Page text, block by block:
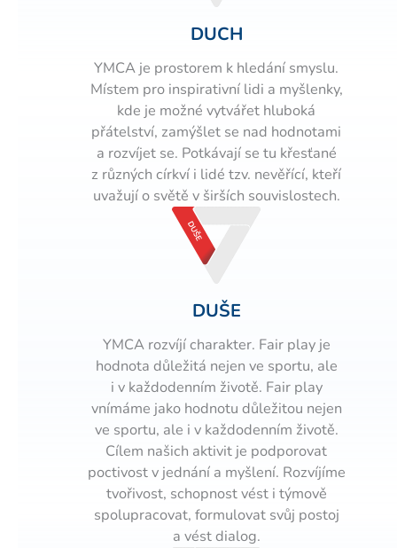
DUCH
YMCA je prostorem k hledání smyslu.
Místem pro inspirativní lidi a myšlenky,
kde je možné vytvářet hluboká
přátelství, zamýšlet se nad hodnotami
a rozvíjet se. Potkávají se tu křesťané
z různých církví i lidé tzv. nevěřící, kteří
uvažují o světě v širších souvislostech.
DUŠE
YMCA rozvíjí charakter. Fair play je
hodnota důležitá nejen ve sportu, ale
i v každodenním životě. Fair play
vnímáme jako hodnotu důležitou nejen
ve sportu, ale i v každodenním životě.
Cílem našich aktivit je podporovat
poctivost v jednání a myšlení. Rozvíjíme
tvořivost, schopnost vést i týmově
spolupracovat, formulovat svůj postoj
a vést dialog.